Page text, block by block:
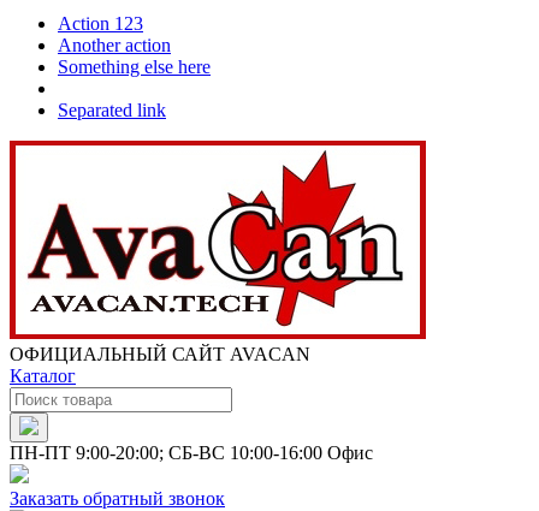
Action 123
Another action
Something else here
Separated link
ОФИЦИАЛЬНЫЙ САЙТ AVACAN
Каталог
ПН-ПТ 9:00-20:00; СБ-ВС 10:00-16:00 Офис
Заказать обратный звонок